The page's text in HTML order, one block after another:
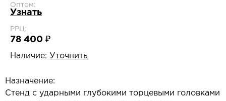
Оптом:
Узнать
РРЦ:
78 400 ₽
Наличие: Уточнить
Назначение:
Стенд с ударными глубокими торцевыми головками